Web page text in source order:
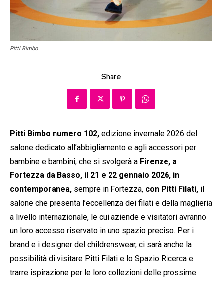
Pitti Bimbo
Share
Pitti Bimbo numero 102, edizione invernale 2026 del
salone dedicato all’abbigliamento e agli accessori per
bambine e bambini, che si svolgerà a Firenze, a
Fortezza da Basso, il 21 e 22 gennaio 2026, in
contemporanea, sempre in Fortezza, con Pitti Filati, il
salone che presenta l’eccellenza dei filati e della maglieria
a livello internazionale, le cui aziende e visitatori avranno
un loro accesso riservato in uno spazio preciso. Per i
brand e i designer del childrenswear, ci sarà anche la
possibilità di visitare Pitti Filati e lo Spazio Ricerca e
trarre ispirazione per le loro collezioni delle prossime